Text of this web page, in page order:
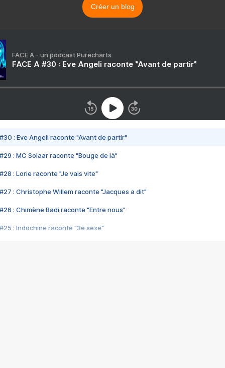
Créer un blog
FACE A - un podcast Purecharts
FACE A #30 : Eve Angeli raconte "Avant de partir"
#30 : Eve Angeli raconte "Avant de partir"
#29 : MC Solaar raconte "Bouge de là"
#28 : Lorie raconte "Je vais vite"
#27 : Christophe Willem raconte "Jacques a dit"
#26 : Chimène Badi raconte "Entre nous"
#25 : Indochine raconte "3e sexe"